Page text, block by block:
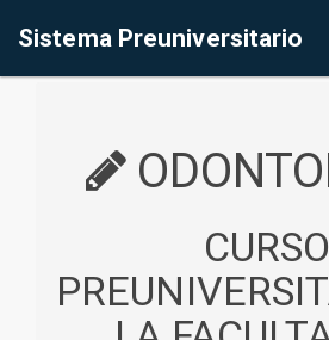
Sistema Preuniversitario
CURSO